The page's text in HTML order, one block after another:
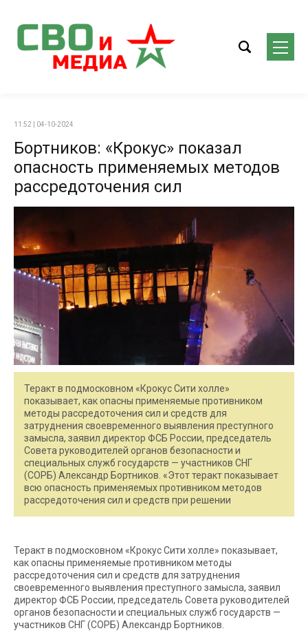
11:52 | 04-10-2024
Бортников: «Крокус» показал
опасность применяемых методов
рассредоточения сил
Теракт в подмосковном «Крокус Сити холле»
показывает, как опасны применяемые противником
методы рассредоточения сил и средств для
затруднения своевременного выявления преступного
замысла, заявил директор ФСБ России, председатель
Совета руководителей органов безопасности и
специальных служб государств — участников СНГ
(СОРБ) Александр Бортников. «Этот теракт показывает
всю опасность применяемых противником методов
рассредоточения сил и средств при решении
Теракт в подмосковном «Крокус Сити холле» показывает,
как опасны применяемые противником методы
рассредоточения сил и средств для затруднения
своевременного выявления преступного замысла, заявил
директор ФСБ России, председатель Совета руководителей
органов безопасности и специальных служб государств —
участников СНГ (СОРБ) Александр Бортников.